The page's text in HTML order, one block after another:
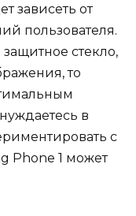
зависеть от
пользователя.
стекло,
то
в
с
Phone 1 может